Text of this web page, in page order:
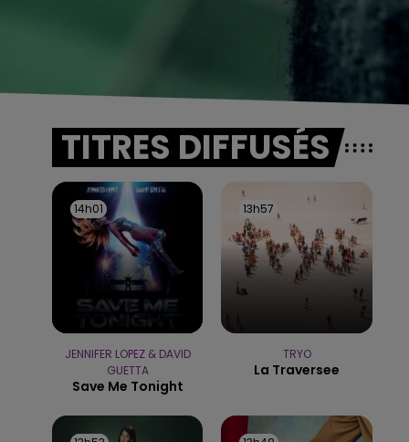
TITRES DIFFUSÉS
14h01
14h01
JENNIFER LOPEZ & DAVID
GUETTA
Save Me Tonight
13h57
13h57
TRYO
La Traversee